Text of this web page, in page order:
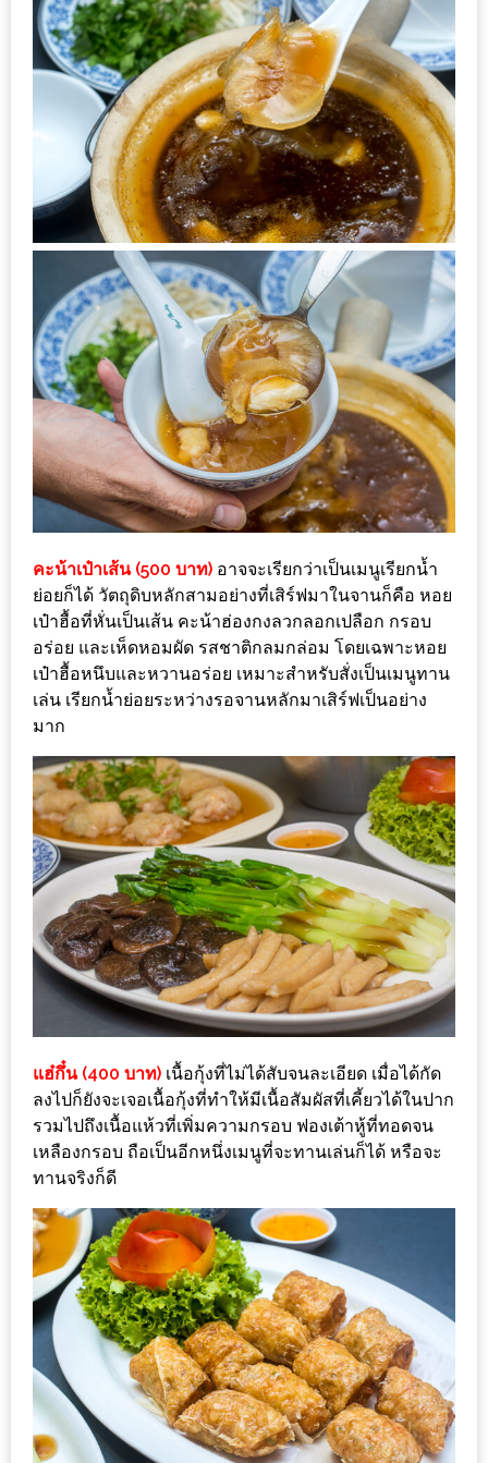
E-
NEWS
GAME
(SABAI
SEAFOOD)
HOMEPRO
FAIR
2017
เชียงใหม่
งาน
เดียว
ทั้ง
ช้อป
กิน
เที่ยว
พร้อม
โปร
โม
ชั่น
สำหรับ
คน
รัก
บ้าน
MAPS
MY
ACCOUNT
NEW
FACEBOOK
TIMELINE
POLICY
OKTOBERFEST
ครั้ง
2
เบียร์
ที่
ใหญ่
ที่สุด
ใน
โลก
โรง
คะน้าเป๋าเส้น (500 บาท) อาจจะเรียกว่าเป็นเมนูเรียกน้ำ
ย่อยก็ได้ วัตถุดิบหลักสามอย่างที่เสิร์ฟมาในจานก็คือ หอย
เป๋าฮื้อที่หั่นเป็นเส้น คะน้าฮ่องกงลวกลอกเปลือก กรอบ
อร่อย และเห็ดหอมผัด รสชาติกลมกล่อม โดยเฉพาะหอย
เป๋าฮื้อหนึบและหวานอร่อย เหมาะสำหรับสั่งเป็นเมนูทาน
เล่น เรียกน้ำย่อยระหว่างรอจานหลักมาเสิร์ฟเป็นอย่าง
มาก
แฮ๋กึ๋น (400 บาท) เนื้อกุ้งที่ไม่ได้สับจนละเอียด เมื่อได้กัด
ลงไปก็ยังจะเจอเนื้อกุ้งที่ทำให้มีเนื้อสัมผัสที่เคี้ยวได้ในปาก
รวมไปถึงเนื้อแห้วที่เพิ่มความกรอบ ฟองเต้าหู้ที่ทอดจน
เหลืองกรอบ ถือเป็นอีกหนึ่งเมนูที่จะทานเล่นก็ได้ หรือจะ
ทานจริงก็ดี